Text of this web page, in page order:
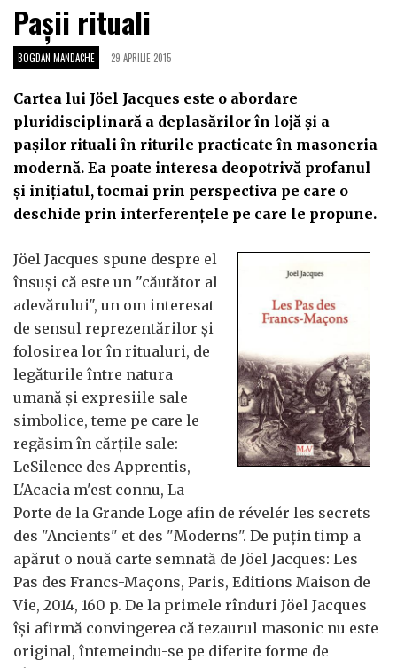
Pașii rituali
BOGDAN MANDACHE 29 APRILIE 2015
Cartea lui Jöel Jacques este o abordare
pluridisciplinară a deplasărilor în lojă și a
pașilor rituali în riturile practicate în masoneria
modernă. Ea poate interesa deopotrivă profanul
și inițiatul, tocmai prin perspectiva pe care o
deschide prin interferențele pe care le propune.
Jöel Jacques spune despre el
însuși că este un "căutător al
adevărului", un om interesat
de sensul reprezentărilor și
folosirea lor în ritualuri, de
legăturile între natura
umană și expresiile sale
simbolice, teme pe care le
regăsim în cărțile sale:
LeSilence des Apprentis,
L'Acacia m'est connu, La
Porte de la Grande Loge afin de révelér les secrets
des "Ancients" et des "Moderns". De puțin timp a
apărut o nouă carte semnată de Jöel Jacques: Les
Pas des Francs-Maçons, Paris, Editions Maison de
Vie, 2014, 160 p. De la primele rînduri Jöel Jacques
își afirmă convingerea că tezaurul masonic nu este
original, întemeindu-se pe diferite forme de